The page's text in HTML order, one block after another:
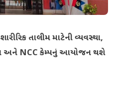
તાલીમ માટેની વ્યવસ્થા,
અને NCC કેમ્પનું આયોજન થશે